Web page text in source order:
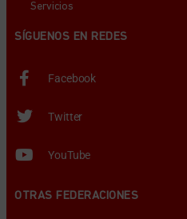
Servicios
SÍGUENOS EN REDES
Facebook
Twitter
YouTube
OTRAS FEDERACIONES